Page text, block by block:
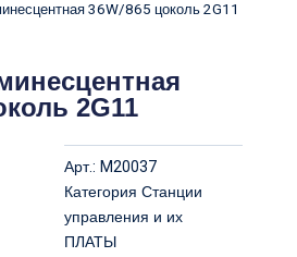
36W/865 цоколь 2G11
2G11
Арт.: M20037
Категория Станции
управления и их
ПЛАТЫ